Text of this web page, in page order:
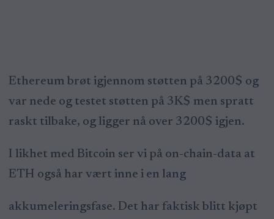
Ethereum brøt igjennom støtten på 3200$ og
var nede og testet støtten på 3K$ men spratt
raskt tilbake, og ligger nå over 3200$ igjen.
I likhet med Bitcoin ser vi på on-chain-data at
ETH også har vært inne i en lang
akkumeleringsfase. Det har faktisk blitt kjøpt